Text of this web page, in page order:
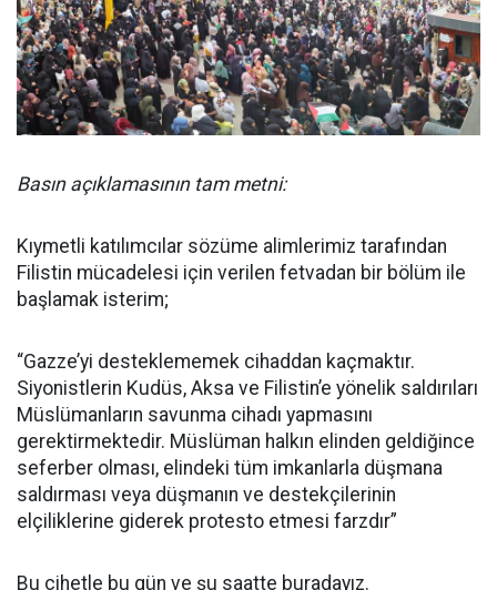
Basın açıklamasının tam metni:
Kıymetli katılımcılar sözüme alimlerimiz tarafından
Filistin mücadelesi için verilen fetvadan bir bölüm ile
başlamak isterim;
“Gazze’yi desteklememek cihaddan kaçmaktır.
Siyonistlerin Kudüs, Aksa ve Filistin’e yönelik saldırıları
Müslümanların savunma cihadı yapmasını
gerektirmektedir. Müslüman halkın elinden geldiğince
seferber olması, elindeki tüm imkanlarla düşmana
saldırması veya düşmanın ve destekçilerinin
elçiliklerine giderek protesto etmesi farzdır”
Bu cihetle bu gün ve şu saatte buradayız.